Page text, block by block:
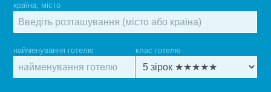
країна, місто
найменування готелю клас готелю